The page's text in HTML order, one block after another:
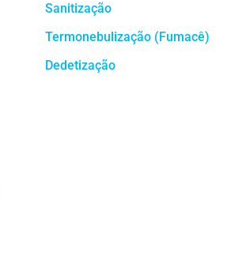
Sanitização
Termonebulização (Fumacê)
Dedetização